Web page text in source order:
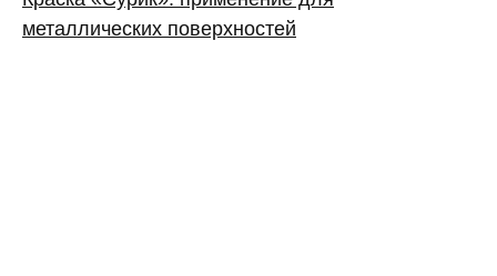
металлических поверхностей